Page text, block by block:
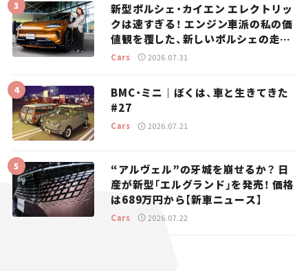
新型ポルシェ・カイエン エレクトリッ
クは速すぎる！ エンジン車派の私の価
値観を覆した、新しいポルシェの走
り。
Cars 2026.07.31
BMC・ミニ｜ぼくは、車と生きてきた
#27
Cars 2026.07.21
“アルヴェル”の牙城を崩せるか？ 日
産が新型「エルグランド」を発売！ 価格
は689万円から【新車ニュース】
Cars 2026.07.22